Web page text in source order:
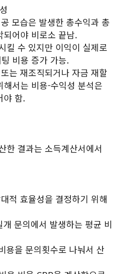
모습은 발생한 총수익과 총
되어야 비로소 끝남.
킬 수 있지만 이익이 실제로
비용 증가 가능.
는 재조직되거나 자금 재할
서는 비용-수익성 분석은
야 함.
한 결과는 소득계산서에서
적 효율성을 결정하기 위해
문의에서 발생하는 평균 비
용을 문의횟수로 나눠서 산